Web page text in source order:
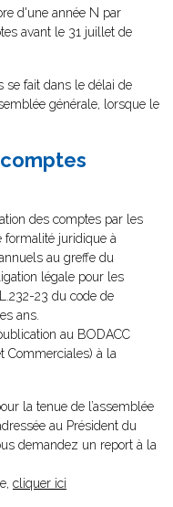
d'une année N par
avant le 31 juillet de
se fait dans le délai de
générale, lorsque le
des comptes par les
formalité juridique à
au greffe du
légale pour les
23 du code de
ans.
au BODACC
Commerciales) à la
la tenue de l’assemblée
au Président du
demandez un report à la
cliquer ici